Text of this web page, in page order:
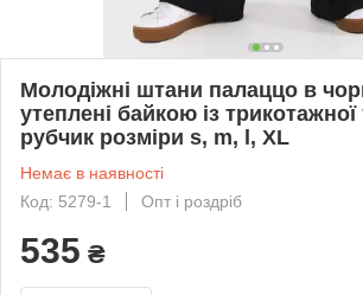
Молодіжні штани палаццо в
утеплені байкою із
рубчик розміри s, m, l, XL
Немає в наявності
Код: 5279-1
Опт і роздріб
535 ₴